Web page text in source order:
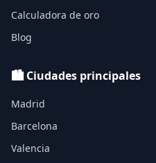
Calculadora de oro
Blog
🏙️ Ciudades principales
Madrid
Barcelona
Valencia